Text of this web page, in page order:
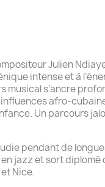
Julien
intense et à
musical s’ancre
afro-
Un parcours
pendant de
jazz et sort diplomé
Nice.